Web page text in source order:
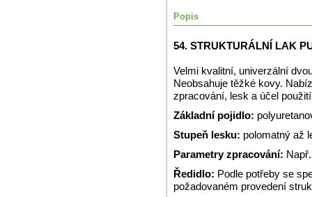
Popis
54. STRUKTURÁLNÍ LAK
Velmi kvalitní, univerzální
Neobsahuje těžké kovy.
zpracování, lesk a účel
Základní pojidlo:
Stupeň lesku: polomatný až
Parametry zpracování:
Ředidlo: Podle potřeby se
požadovaném provedení